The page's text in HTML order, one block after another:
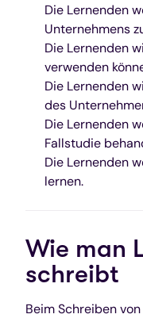
Die Lernenden
Unternehmens
Die Lernenden
verwenden
Die Lernenden
des
Die Lernenden
Fallstudie
Die Lernenden
lernen.
Wie man
schreibt
Beim Schreiben